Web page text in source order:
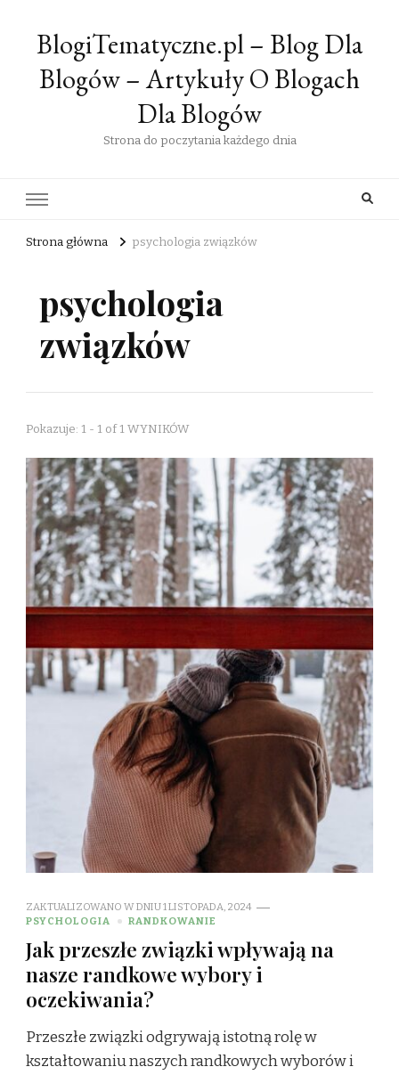
BlogiTematyczne.pl – Blog Dla
Blogów – Artykuły O Blogach
Dla Blogów
Strona do poczytania każdego dnia
Strona główna psychologia związków
psychologia
związków
Pokazuje: 1 - 1 of 1 WYNIKÓW
ZAKTUALIZOWANO W DNIU1 LISTOPADA, 2024
PSYCHOLOGIA
RANDKOWANIE
Jak przeszłe związki wpływają na
nasze randkowe wybory i
oczekiwania?
Przeszłe związki odgrywają istotną rolę w
kształtowaniu naszych randkowych wyborów i